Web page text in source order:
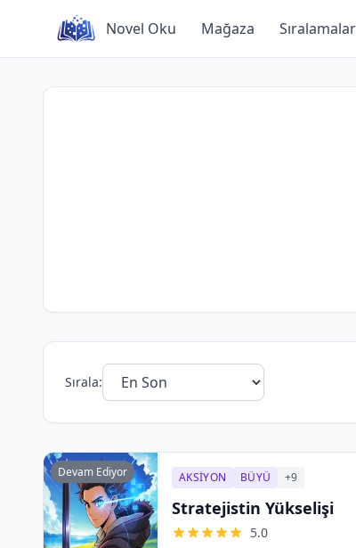
content
Novel Oku Mağaza Sıralamalar
Sırala:
Devam Ediyor AKSIYON BÜYÜ +9
Stratejistin Yükselişi
5.0